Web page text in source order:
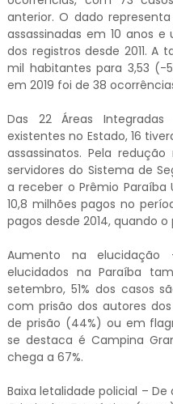
anterior. O dado
assassinadas em 10 anos
dos registros desde 2011. A
mil habitantes para 3,53 (-
em 2019 foi de 38
Das 22 Áreas
existentes no Estado, 16
assassinatos. Pela
servidores do Sistema de
a receber o Prêmio Paraíba
10,8 milhões pagos no
pagos desde 2014, quando
Aumento na
elucidados na Paraíba
setembro, 51% dos casos
com prisão dos autores
de prisão (44%) ou em
se destaca é Campina
chega a 67%.
Baixa letalidade policial –